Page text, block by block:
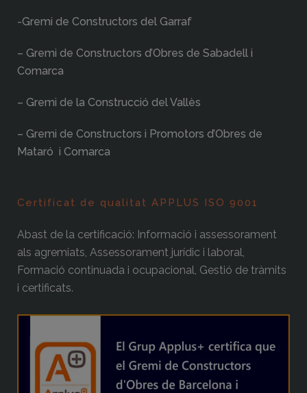
-Gremi de Constructors del Garraf
– Gremi de Constructors d’Obres de Sabadell i
Comarca
– Gremi de la Construcció del Vallès
– Gremi de Constructors i Promotors d’Obres de
Mataró i Comarca
Certificat de qualitat APPLUS ISO 9001
Abast de la certificació: Informació i assessorament
als agremiats, Assessorament jurídic i laboral,
Formació continuada i ocupacional, Gestió de tràmits
i certificats.